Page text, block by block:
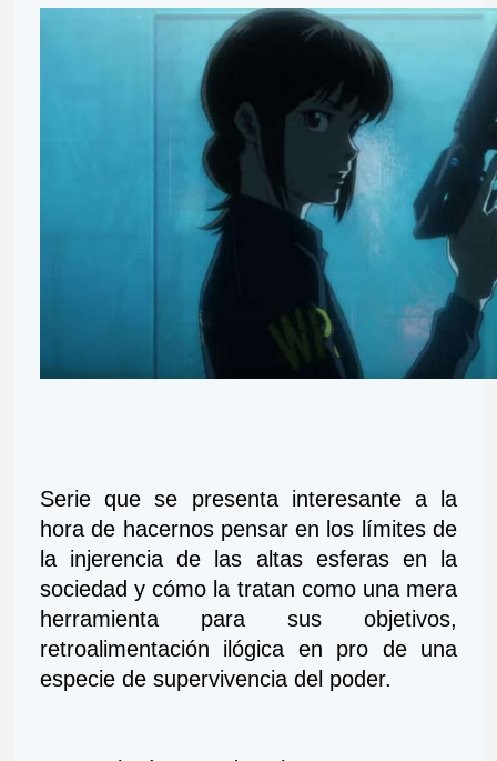
Serie que se presenta interesante a la
hora de hacernos pensar en los límites de
la injerencia de las altas esferas en la
sociedad y cómo la tratan como una mera
herramienta para sus objetivos,
retroalimentación ilógica en pro de una
especie de supervivencia del poder.